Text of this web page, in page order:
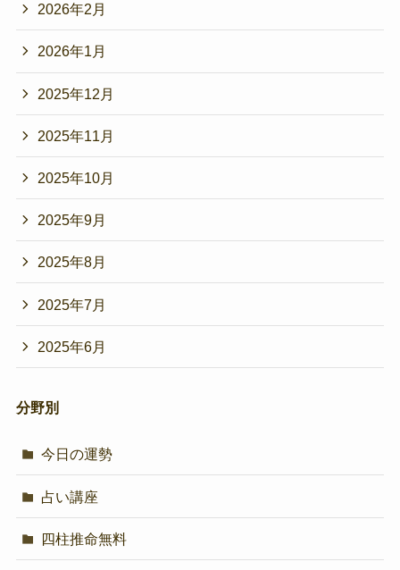
2026年2月
2026年1月
2025年12月
2025年11月
2025年10月
2025年9月
2025年8月
2025年7月
2025年6月
分野別
今日の運勢
占い講座
四柱推命無料